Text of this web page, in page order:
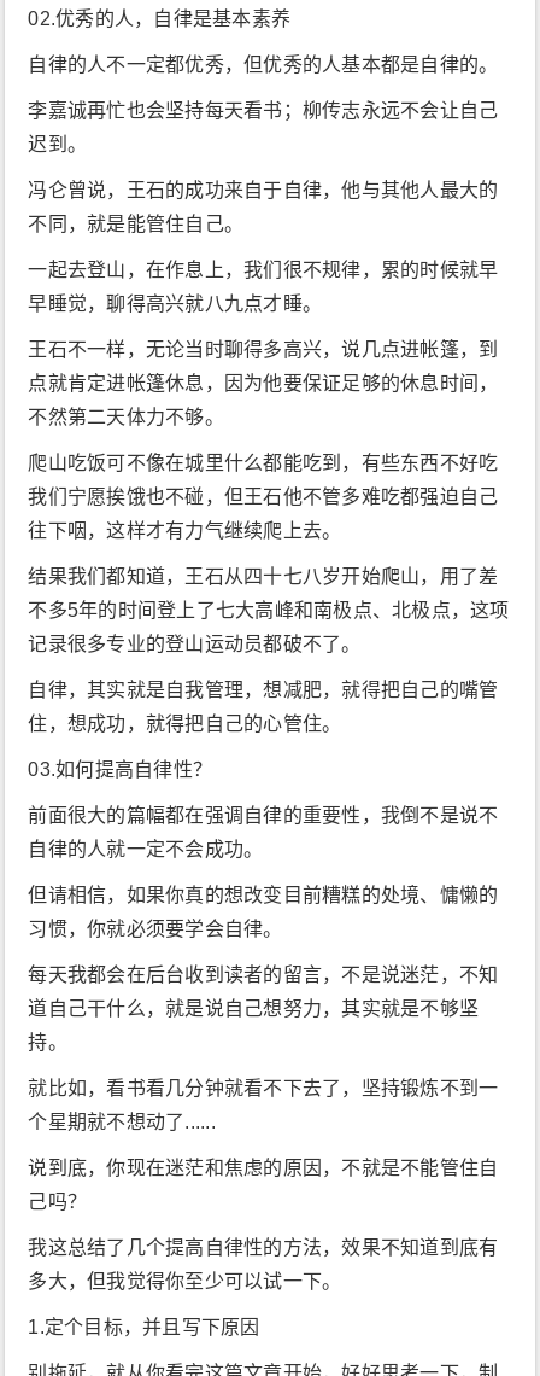
02.优秀的人，自律是基本素养
自律的人不一定都优秀，但优秀的人基本都是自律的。
李嘉诚再忙也会坚持每天看书；柳传志永远不会让自己
迟到。
冯仑曾说，王石的成功来自于自律，他与其他人最大的
不同，就是能管住自己。
一起去登山，在作息上，我们很不规律，累的时候就早
早睡觉，聊得高兴就八九点才睡。
王石不一样，无论当时聊得多高兴，说几点进帐篷，到
点就肯定进帐篷休息，因为他要保证足够的休息时间，
不然第二天体力不够。
爬山吃饭可不像在城里什么都能吃到，有些东西不好吃
我们宁愿挨饿也不碰，但王石他不管多难吃都强迫自己
往下咽，这样才有力气继续爬上去。
结果我们都知道，王石从四十七八岁开始爬山，用了差
不多5年的时间登上了七大高峰和南极点、北极点，这项
记录很多专业的登山运动员都破不了。
自律，其实就是自我管理，想减肥，就得把自己的嘴管
住，想成功，就得把自己的心管住。
03.如何提高自律性？
前面很大的篇幅都在强调自律的重要性，我倒不是说不
自律的人就一定不会成功。
但请相信，如果你真的想改变目前糟糕的处境、慵懒的
习惯，你就必须要学会自律。
每天我都会在后台收到读者的留言，不是说迷茫，不知
道自己干什么，就是说自己想努力，其实就是不够坚
持。
就比如，看书看几分钟就看不下去了，坚持锻炼不到一
个星期就不想动了......
说到底，你现在迷茫和焦虑的原因，不就是不能管住自
己吗？
我这总结了几个提高自律性的方法，效果不知道到底有
多大，但我觉得你至少可以试一下。
1.定个目标，并且写下原因